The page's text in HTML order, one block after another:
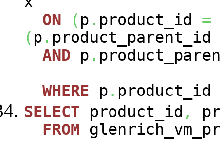
ON
( p . product_id =
( p . product_parent_id
AND p .
WHERE p . product_id
SELECT product_id ,
FROM